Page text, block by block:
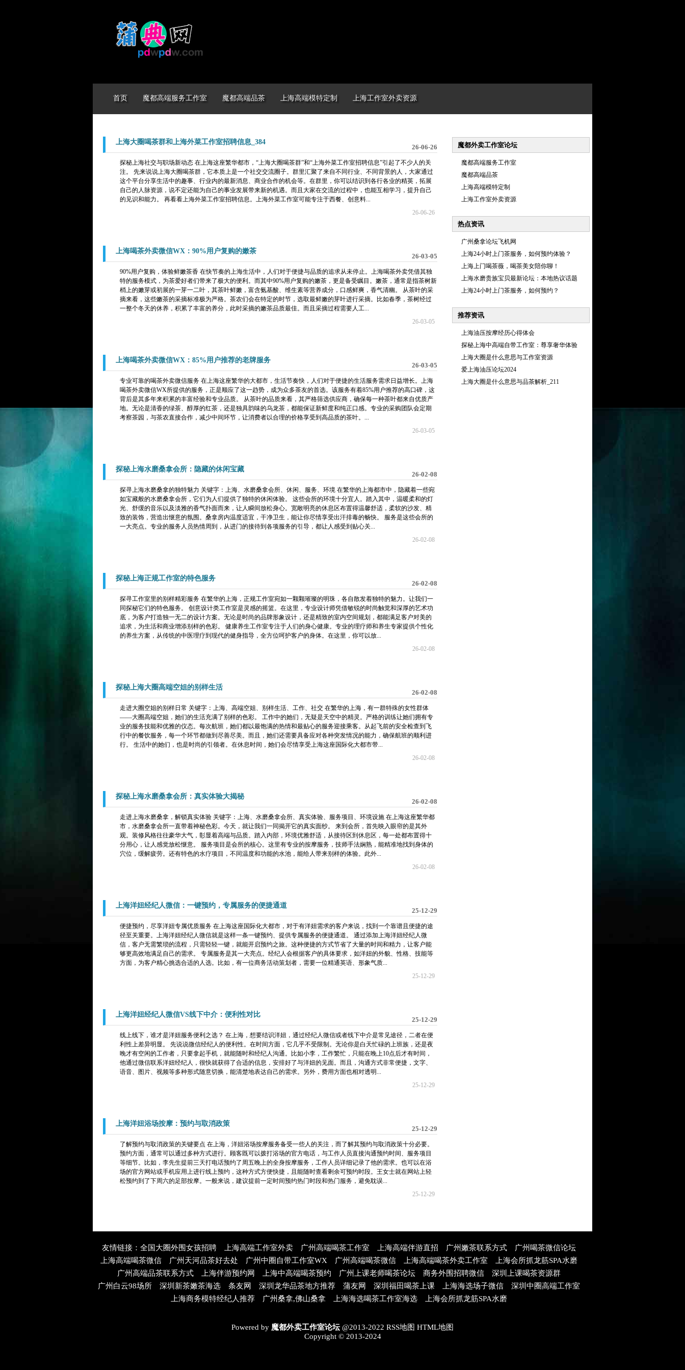
首页 魔都高端服务工作室 魔都高端品茶 上海高端模特定制 上海工作室外卖资源
26-06-26
上海大圈喝茶群和上海外菜工作室招聘信息_384
探秘上海社交与职场新动态 在上海这座繁华都市，“上海大圈喝茶群”和“上海外菜工作室招聘信息”引起了不少人的关
注。 先来说说上海大圈喝茶群，它本质上是一个社交交流圈子。群里汇聚了来自不同行业、不同背景的人，大家通过
这个平台分享生活中的趣事、行业内的最新消息、商业合作的机会等。在群里，你可以结识到各行各业的精英，拓展
自己的人脉资源，说不定还能为自己的事业发展带来新的机遇。而且大家在交流的过程中，也能互相学习，提升自己
的见识和能力。 再看看上海外菜工作室招聘信息。上海外菜工作室可能专注于西餐、创意料...
26-06-26
26-03-05
上海喝茶外卖微信WX：90%用户复购的嫩茶
90%用户复购，体验鲜嫩茶香 在快节奏的上海生活中，人们对于便捷与品质的追求从未停止。上海喝茶外卖凭借其独
特的服务模式，为茶爱好者们带来了极大的便利。而其中90%用户复购的嫩茶，更是备受瞩目。嫩茶，通常是指茶树新
梢上的嫩芽或初展的一芽一二叶，其茶叶鲜嫩，富含氨基酸、维生素等营养成分，口感鲜爽，香气清幽。 从茶叶的采
摘来看，这些嫩茶的采摘标准极为严格。茶农们会在特定的时节，选取最鲜嫩的芽叶进行采摘。比如春季，茶树经过
一整个冬天的休养，积累了丰富的养分，此时采摘的嫩茶品质最佳。而且采摘过程需要人工...
26-03-05
26-03-05
上海喝茶外卖微信WX：85%用户推荐的老牌服务
专业可靠的喝茶外卖微信服务 在上海这座繁华的大都市，生活节奏快，人们对于便捷的生活服务需求日益增长。上海
喝茶外卖微信WX所提供的服务，正是顺应了这一趋势，成为众多茶友的首选。该服务有着85%用户推荐的高口碑，这
背后是其多年来积累的丰富经验和专业品质。 从茶叶的品质来看，其严格筛选供应商，确保每一种茶叶都来自优质产
地。无论是清香的绿茶、醇厚的红茶，还是独具韵味的乌龙茶，都能保证新鲜度和纯正口感。专业的采购团队会定期
考察茶园，与茶农直接合作，减少中间环节，让消费者以合理的价格享受到高品质的茶叶。...
26-03-05
26-02-08
探秘上海水磨桑拿会所：隐藏的休闲宝藏
探寻上海水磨桑拿的独特魅力 关键字：上海、水磨桑拿会所、休闲、服务、环境 在繁华的上海都市中，隐藏着一些宛
如宝藏般的水磨桑拿会所，它们为人们提供了独特的休闲体验。 这些会所的环境十分宜人。踏入其中，温暖柔和的灯
光、舒缓的音乐以及淡雅的香气扑面而来，让人瞬间放松身心。宽敞明亮的休息区布置得温馨舒适，柔软的沙发、精
致的装饰，营造出惬意的氛围。桑拿房内温度适宜，干净卫生，能让你尽情享受出汗排毒的畅快。 服务是这些会所的
一大亮点。专业的服务人员热情周到，从进门的接待到各项服务的引导，都让人感受到贴心关...
26-02-08
26-02-08
探秘上海正规工作室的特色服务
探寻工作室里的别样精彩服务 在繁华的上海，正规工作室宛如一颗颗璀璨的明珠，各自散发着独特的魅力。让我们一
同探秘它们的特色服务。 创意设计类工作室是灵感的摇篮。在这里，专业设计师凭借敏锐的时尚触觉和深厚的艺术功
底，为客户打造独一无二的设计方案。无论是时尚的品牌形象设计，还是精致的室内空间规划，都能满足客户对美的
追求，为生活和商业增添别样的色彩。 健康养生工作室专注于人们的身心健康。专业的理疗师和养生专家提供个性化
的养生方案，从传统的中医理疗到现代的健身指导，全方位呵护客户的身体。在这里，你可以放...
26-02-08
26-02-08
探秘上海大圈高端空姐的别样生活
走进大圈空姐的别样日常 关键字：上海、高端空姐、别样生活、工作、社交 在繁华的上海，有一群特殊的女性群体
——大圈高端空姐，她们的生活充满了别样的色彩。 工作中的她们，无疑是天空中的精灵。严格的训练让她们拥有专
业的服务技能和优雅的仪态。每次航班，她们都以最饱满的热情和最贴心的服务迎接乘客。从起飞前的安全检查到飞
行中的餐饮服务，每一个环节都做到尽善尽美。而且，她们还需要具备应对各种突发情况的能力，确保航班的顺利进
行。 生活中的她们，也是时尚的引领者。在休息时间，她们会尽情享受上海这座国际化大都市带...
26-02-08
26-02-08
探秘上海水磨桑拿会所：真实体验大揭秘
走进上海水磨桑拿，解锁真实体验 关键字：上海、水磨桑拿会所、真实体验、服务项目、环境设施 在上海这座繁华都
市，水磨桑拿会所一直带着神秘色彩。今天，就让我们一同揭开它的真实面纱。 来到会所，首先映入眼帘的是其外
观。装修风格往往豪华大气，彰显着高端与品质。踏入内部，环境优雅舒适，从接待区到休息区，每一处都布置得十
分用心，让人感觉放松惬意。 服务项目是会所的核心。这里有专业的按摩服务，技师手法娴熟，能精准地找到身体的
穴位，缓解疲劳。还有特色的水疗项目，不同温度和功能的水池，能给人带来别样的体验。此外...
26-02-08
25-12-29
上海洋妞经纪人微信：一键预约，专属服务的便捷通道
便捷预约，尽享洋妞专属优质服务 在上海这座国际化大都市，对于有洋妞需求的客户来说，找到一个靠谱且便捷的途
径至关重要。上海洋妞经纪人微信就是这样一条一键预约、提供专属服务的便捷通道。 通过添加上海洋妞经纪人微
信，客户无需繁琐的流程，只需轻轻一键，就能开启预约之旅。这种便捷的方式节省了大量的时间和精力，让客户能
够更高效地满足自己的需求。 专属服务是其一大亮点。经纪人会根据客户的具体要求，如洋妞的外貌、性格、技能等
方面，为客户精心挑选合适的人选。比如，有一位商务活动策划者，需要一位精通英语、形象气质...
25-12-29
25-12-29
上海洋妞经纪人微信VS线下中介：便利性对比
线上线下，谁才是洋妞服务便利之选？ 在上海，想要结识洋妞，通过经纪人微信或者线下中介是常见途径，二者在便
利性上差异明显。 先说说微信经纪人的便利性。在时间方面，它几乎不受限制。无论你是白天忙碌的上班族，还是夜
晚才有空闲的工作者，只要拿起手机，就能随时和经纪人沟通。比如小李，工作繁忙，只能在晚上10点后才有时间，
他通过微信联系洋妞经纪人，很快就获得了合适的信息，安排好了与洋妞的见面。而且，沟通方式非常便捷，文字、
语音、图片、视频等多种形式随意切换，能清楚地表达自己的需求。另外，费用方面也相对透明...
25-12-29
25-12-29
上海洋妞浴场按摩：预约与取消政策
了解预约与取消政策的关键要点 在上海，洋妞浴场按摩服务备受一些人的关注，而了解其预约与取消政策十分必要。
预约方面，通常可以通过多种方式进行。顾客既可以拨打浴场的官方电话，与工作人员直接沟通预约时间、服务项目
等细节。比如，李先生提前三天打电话预约了周五晚上的全身按摩服务，工作人员详细记录了他的需求。也可以在浴
场的官方网站或手机应用上进行线上预约，这种方式方便快捷，且能随时查看剩余可预约时段。王女士就在网站上轻
松预约到了下周六的足部按摩。一般来说，建议提前一定时间预约热门时段和热门服务，避免耽误...
25-12-29
魔都外卖工作室论坛
魔都高端服务工作室
魔都高端品茶
上海高端模特定制
上海工作室外卖资源
热点资讯
广州桑拿论坛飞机网
上海24小时上门茶服务，如何预约体验？
上海上门喝茶薇，喝茶美女陪你聊！
上海水磨贵族宝贝最新论坛：本地热议话题
上海24小时上门茶服务，如何预约？
推荐资讯
上海油压按摩经历心得体会
探秘上海中高端自带工作室：尊享奢华体验
上海大圈是什么意思与工作室资源
爱上海油压论坛2024
上海大圈是什么意思与品茶解析_211
友情链接： 全国大圈外围女孩招聘 上海高端工作室外卖 广州高端喝茶工作室 上海高端伴游直招 广州嫩茶联系方式
广州喝茶微信论坛
上海高端喝茶微信
广州天河品茶好去处 广州中圈自带工作室WX 广州高端喝茶微信 上海高端喝茶外卖工作室
上海会所抓龙筋SPA水磨
广州高端品茶联系方式
上海伴游预约网 上海中高端喝茶预约 广州上课老师喝茶论坛 商务外围招聘微信
深圳上课喝茶资源群
广州白云98场所
深圳新茶嫩茶海选 条友网 深圳龙华品茶地方推荐 蒲友网 深圳福田喝茶上课 上海海选场子微信
深圳中圈高端工作室
上海商务模特经纪人推荐
广州桑拿,佛山桑拿 上海海选喝茶工作室海选 上海会所抓龙筋SPA水磨
Powered by 魔都外卖工作室论坛@2013-2022 RSS地图 HTML地图
Copyright © 2013-2024